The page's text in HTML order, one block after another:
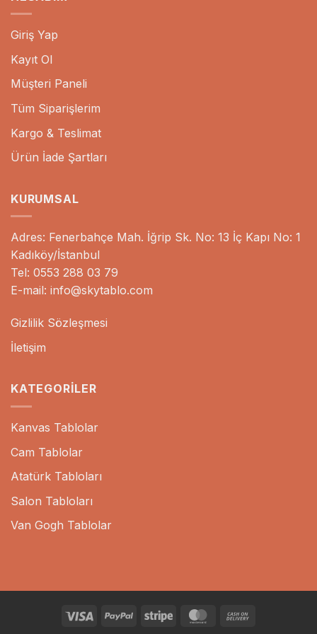
Giriş Yap
Kayıt Ol
Müşteri Paneli
Tüm Siparişlerim
Kargo & Teslimat
Ürün İade Şartları
KURUMSAL
Adres: Fenerbahçe Mah. İğrip Sk. No: 13 İç Kapı No: 1
Kadıköy/İstanbul
Tel: 0553 288 03 79
E-mail: info@skytablo.com
Gizlilik Sözleşmesi
İletişim
KATEGORILER
Kanvas Tablolar
Cam Tablolar
Atatürk Tabloları
Salon Tabloları
Van Gogh Tablolar
Visa PayPal Stripe MasterCard